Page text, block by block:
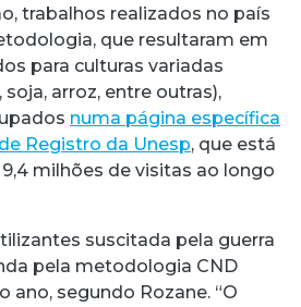
trabalhos realizados no país
que resultaram em
para culturas variadas
soja, arroz, entre outras),
numa página específica
Registro da Unesp, que está
milhões de visitas ao longo
suscitada pela guerra
pela metodologia CND
ano, segundo Rozane. “O